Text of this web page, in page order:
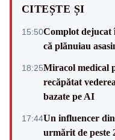
CITEȘTE ȘI
15:50Complot dejucat
că plănuiau
18:25Miracol medical
recăpătat
bazate pe AI
17:44Un influencer
urmărit de peste